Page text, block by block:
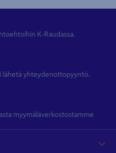
K-Raudassa.
lähetä yhteydenottopyyntö.
myymäläverkostostamme